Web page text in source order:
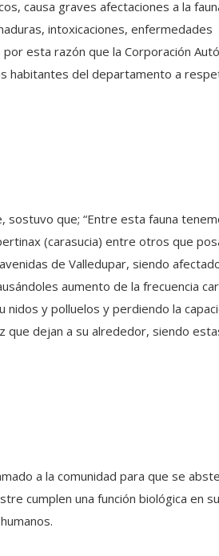
causa graves afectaciones a la
intoxicaciones, enfermedades
esta razón que la Corporación
habitantes del departamento a
sostuvo que; “Entre esta fauna
(carasucia) entre otros que
de Valledupar, siendo
aumento de la frecuencia
y polluelos y perdiendo la
que dejan a su alrededor, siendo
a la comunidad para que se
cumplen una función biológica en